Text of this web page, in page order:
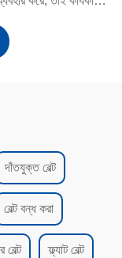
দাঁতযুক্ত বেল্ট
বেল্ট বন্ধ করা
বেল্ট ফ্ল্যাট বেল্ট